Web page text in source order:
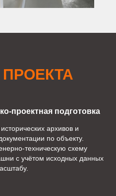
проектная подготовка
архивов и
по объекту.
техническую схему
с учётом исходных данных